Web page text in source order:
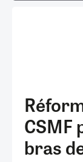
CSMF
bras